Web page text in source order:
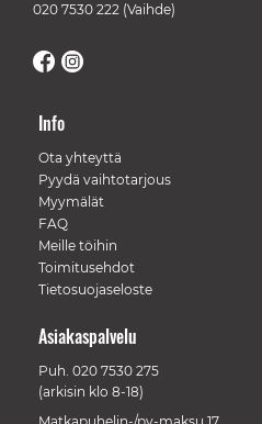
020 7530 222 (Vaihde)
Info
Ota yhteyttä
Pyydä vaihtotarjous
Myymälät
FAQ
Meille töihin
Toimitusehdot
Tietosuojaseloste
Asiakaspalvelu
Puh. 020 7530 275
(arkisin klo 8-18)